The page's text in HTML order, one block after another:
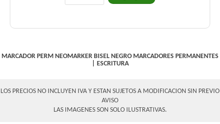
MARCADOR PERM NEOMARKER BISEL NEGRO MARCADORES PERMANENTES
ESCRITURA
LOS PRECIOS NO INCLUYEN IVA Y ESTAN SUJETOS A MODIFICACION SIN PREVIO
AVISO
LAS IMAGENES SON SOLO ILUSTRATIVAS.